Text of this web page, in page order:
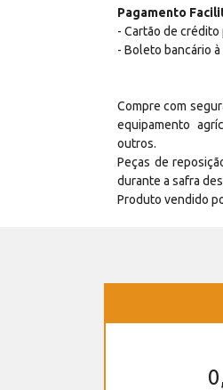
Pagamento
- Cartão de crédito
- Boleto bancário à
Compre com
equipamento
outros.
Peças de
durante a safra
Produto vendido